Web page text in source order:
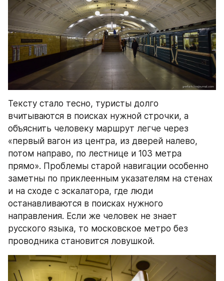
Тексту стало тесно, туристы долго
вчитываются в поисках нужной строчки, а
объяснить человеку маршрут легче через
«первый вагон из центра, из дверей налево,
потом направо, по лестнице и 103 метра
прямо». Проблемы старой навигации особенно
заметны по приклеенным указателям на стенах
и на сходе с эскалатора, где люди
останавливаются в поисках нужного
направления. Если же человек не знает
русского языка, то московское метро без
проводника становится ловушкой.